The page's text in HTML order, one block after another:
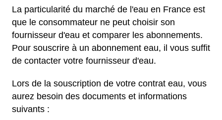
La particularité du marché de l'eau en France est
que le consommateur ne peut choisir son
fournisseur d'eau et comparer les abonnements.
Pour souscrire à un abonnement eau, il vous suffit
de contacter votre fournisseur d'eau.
Lors de la souscription de votre contrat eau, vous
aurez besoin des documents et informations
suivants :